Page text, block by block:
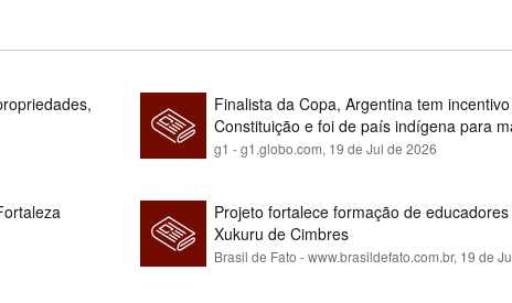
Finalista da Copa, Argentina tem
Constituição e foi de país indígena para
g1 - g1.globo.com, 19 de Jul de 2026
Projeto fortalece formação de
Xukuru de Cimbres
Brasil de Fato - www.brasildefato.com.br, 19 de